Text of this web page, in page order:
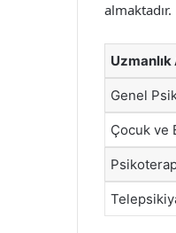
almaktadır.
Uzmanlık
Genel
Çocuk ve